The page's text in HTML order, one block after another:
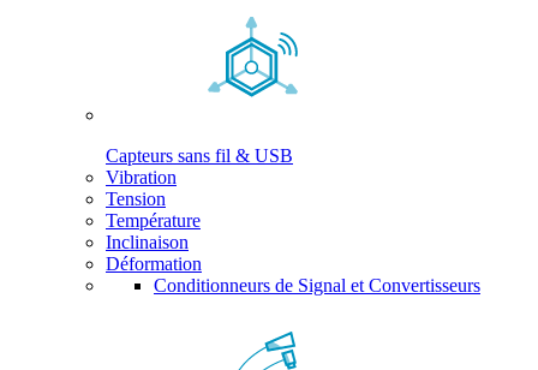
Capteurs sans fil & USB
Vibration
Tension
Température
Inclinaison
Déformation
Conditionneurs de Signal et Convertisseurs